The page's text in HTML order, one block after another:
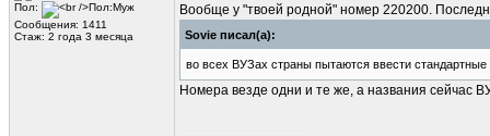
Пол:
Сообщения: 1411
Стаж: 2 года 3 месяца
Вообще у "твоей родной" номер 220200.
Sovie писал(а):
во всех ВУЗах страны пытаются ввести
Номера везде одни и те же, а названия сейчас